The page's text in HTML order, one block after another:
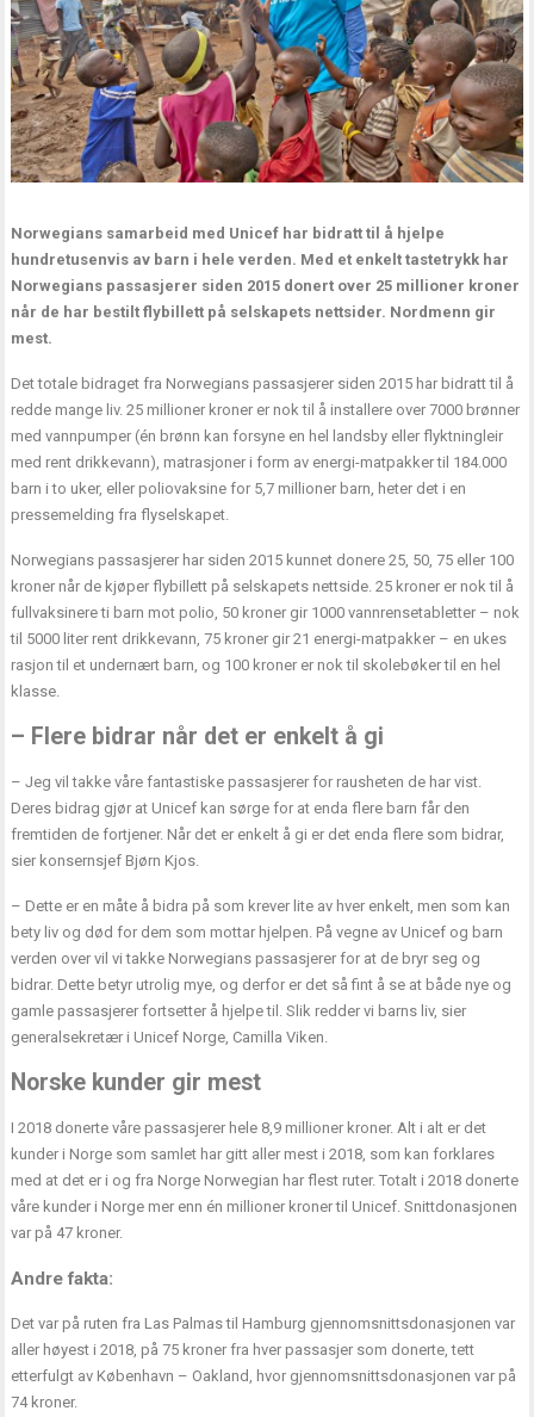
Norwegians samarbeid med Unicef har bidratt til å hjelpe
hundretusenvis av barn i hele verden. Med et enkelt tastetrykk har
Norwegians passasjerer siden 2015 donert over 25 millioner kroner
når de har bestilt flybillett på selskapets nettsider. Nordmenn gir
mest.
Det totale bidraget fra Norwegians passasjerer siden 2015 har bidratt til å
redde mange liv. 25 millioner kroner er nok til å installere over 7000 brønner
med vannpumper (én brønn kan forsyne en hel landsby eller flyktningleir
med rent drikkevann), matrasjoner i form av energi-matpakker til 184.000
barn i to uker, eller poliovaksine for 5,7 millioner barn, heter det i en
pressemelding fra flyselskapet.
Norwegians passasjerer har siden 2015 kunnet donere 25, 50, 75 eller 100
kroner når de kjøper flybillett på selskapets nettside. 25 kroner er nok til å
fullvaksinere ti barn mot polio, 50 kroner gir 1000 vannrensetabletter – nok
til 5000 liter rent drikkevann, 75 kroner gir 21 energi-matpakker – en ukes
rasjon til et undernært barn, og 100 kroner er nok til skolebøker til en hel
klasse.
– Flere bidrar når det er enkelt å gi
– Jeg vil takke våre fantastiske passasjerer for rausheten de har vist.
Deres bidrag gjør at Unicef kan sørge for at enda flere barn får den
fremtiden de fortjener. Når det er enkelt å gi er det enda flere som bidrar,
sier konsernsjef Bjørn Kjos.
– Dette er en måte å bidra på som krever lite av hver enkelt, men som kan
bety liv og død for dem som mottar hjelpen. På vegne av Unicef og barn
verden over vil vi takke Norwegians passasjerer for at de bryr seg og
bidrar. Dette betyr utrolig mye, og derfor er det så fint å se at både nye og
gamle passasjerer fortsetter å hjelpe til. Slik redder vi barns liv, sier
generalsekretær i Unicef Norge, Camilla Viken.
Norske kunder gir mest
I 2018 donerte våre passasjerer hele 8,9 millioner kroner. Alt i alt er det
kunder i Norge som samlet har gitt aller mest i 2018, som kan forklares
med at det er i og fra Norge Norwegian har flest ruter. Totalt i 2018 donerte
våre kunder i Norge mer enn én millioner kroner til Unicef. Snittdonasjonen
var på 47 kroner.
Andre fakta:
Det var på ruten fra Las Palmas til Hamburg gjennomsnittsdonasjonen var
aller høyest i 2018, på 75 kroner fra hver passasjer som donerte, tett
etterfulgt av København – Oakland, hvor gjennomsnittsdonasjonen var på
74 kroner.